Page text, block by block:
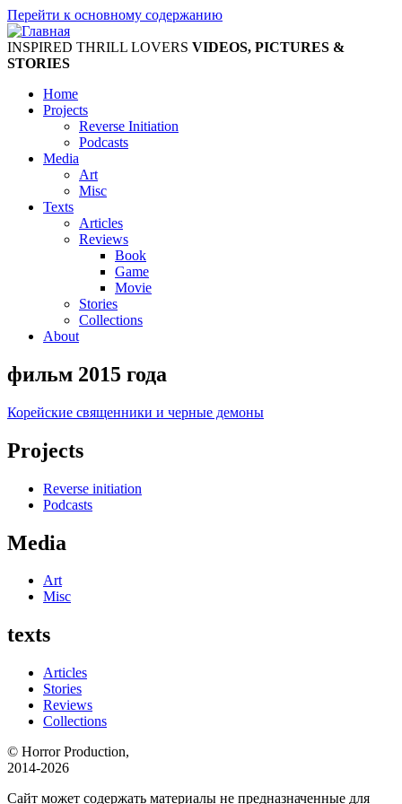
Перейти к основному содержанию
INSPIRED THRILL LOVERS VIDEOS, PICTURES &
STORIES
Home
Projects
Reverse Initiation
Podcasts
Media
Art
Misc
Texts
Articles
Reviews
Book
Game
Movie
Stories
Collections
About
фильм 2015 года
Корейские священники и черные демоны
Projects
Reverse initiation
Podcasts
Media
Art
Misc
texts
Articles
Stories
Reviews
Collections
© Horror Production,
2014-2026
Сайт может содержать материалы не предназначенные для